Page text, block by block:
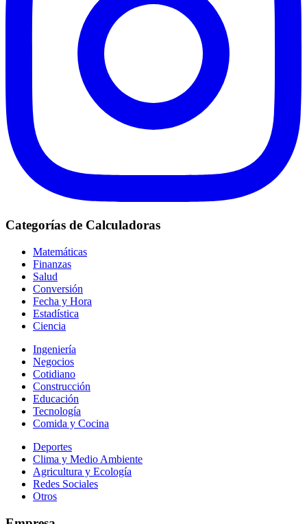
Categorías de Calculadoras
Matemáticas
Finanzas
Salud
Conversión
Fecha y Hora
Estadística
Ciencia
Ingeniería
Negocios
Cotidiano
Construcción
Educación
Tecnología
Comida y Cocina
Deportes
Clima y Medio Ambiente
Agricultura y Ecología
Redes Sociales
Otros